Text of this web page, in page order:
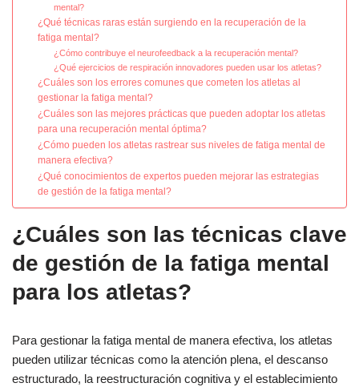
mental?
¿Qué técnicas raras están surgiendo en la recuperación de la
fatiga mental?
¿Cómo contribuye el neurofeedback a la recuperación mental?
¿Qué ejercicios de respiración innovadores pueden usar los atletas?
¿Cuáles son los errores comunes que cometen los atletas al
gestionar la fatiga mental?
¿Cuáles son las mejores prácticas que pueden adoptar los atletas
para una recuperación mental óptima?
¿Cómo pueden los atletas rastrear sus niveles de fatiga mental de
manera efectiva?
¿Qué conocimientos de expertos pueden mejorar las estrategias
de gestión de la fatiga mental?
¿Cuáles son las técnicas clave
de gestión de la fatiga mental
para los atletas?
Para gestionar la fatiga mental de manera efectiva, los atletas
pueden utilizar técnicas como la atención plena, el descanso
estructurado, la reestructuración cognitiva y el establecimiento